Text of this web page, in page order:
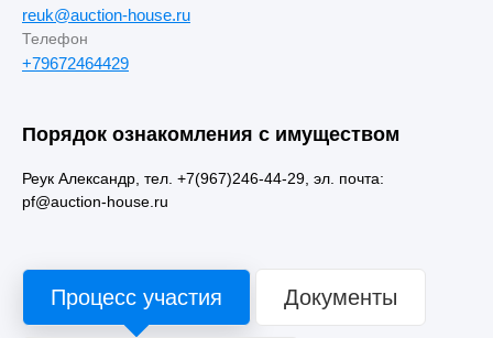
reuk@auction-house.ru
Телефон
+79672464429
Порядок ознакомления с имуществом
Реук Александр, тел. +7(967)246-44-29, эл. почта:
pf@auction-house.ru
Процесс участия Документы